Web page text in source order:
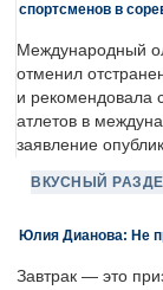
спортсменов в
Международный
отменил
и рекомендовала
атлетов в
заявление
ВКУСНЫЙ
Юлия Дианова: Не
Завтрак — это